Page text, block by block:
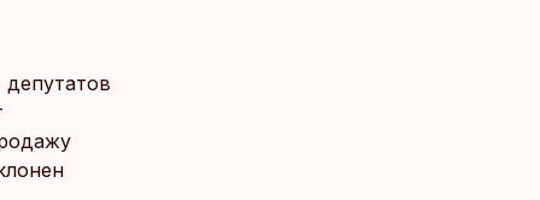
депутатов